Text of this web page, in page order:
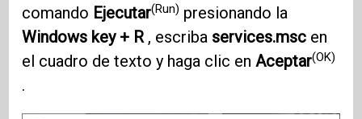
comando Ejecutar(Run) presionando la
Windows key + R, escriba services.msc en
el cuadro de texto y haga clic enAceptar(OK)
.